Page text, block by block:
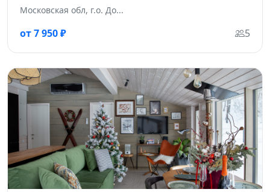
Московская обл, г.о. До...
от 7 950 ₽ 5